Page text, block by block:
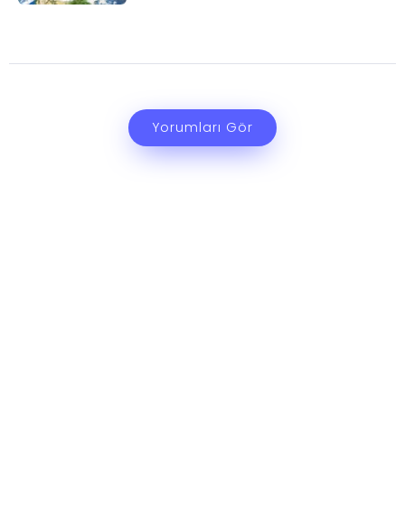
Yorumları Gör